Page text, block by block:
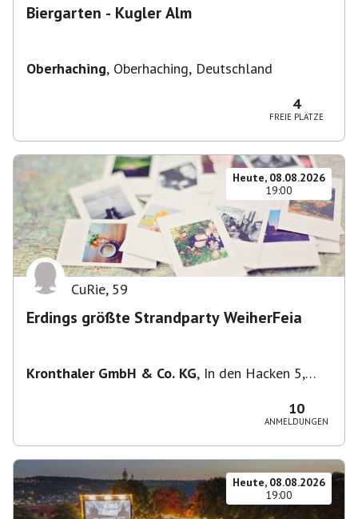
Biergarten - Kugler Alm
Oberhaching, Oberhaching, Deutschland
4
FREIE PLÄTZE
Heute, 08.08.2026
19:00
CuRie, 59
Erdings größte Strandparty WeiherFeia
Kronthaler GmbH & Co. KG, In den Hacken 5,
10
ANMELDUNGEN
Heute, 08.08.2026
19:00